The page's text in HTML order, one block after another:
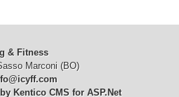
& Fitness
Marconi (BO)
Kentico CMS for ASP.Net